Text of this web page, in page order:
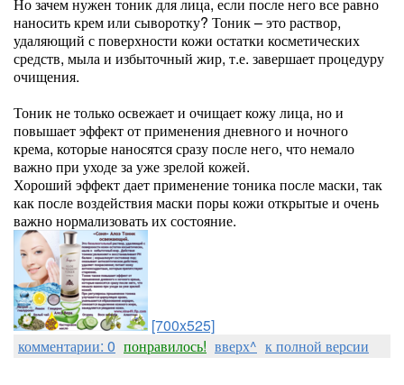
наносить крем или сыворотку? Тоник – это раствор,
удаляющий с поверхности кожи остатки косметических
средств, мыла и избыточный жир, т.е. завершает процедуру
очищения.
Тоник не только освежает и очищает кожу лица, но и
повышает эффект от применения дневного и ночного
крема, которые наносятся сразу после него, что немало
важно при уходе за уже зрелой кожей.
Хороший эффект дает применение тоника после маски, так
как после воздействия маски поры кожи открытые и очень
важно нормализовать их состояние.
[700x525]
комментарии: 0 понравилось! вверх^ к полной версии